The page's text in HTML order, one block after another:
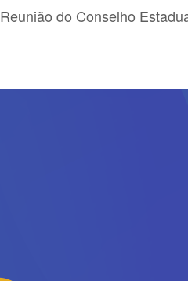
Reunião do Conselho